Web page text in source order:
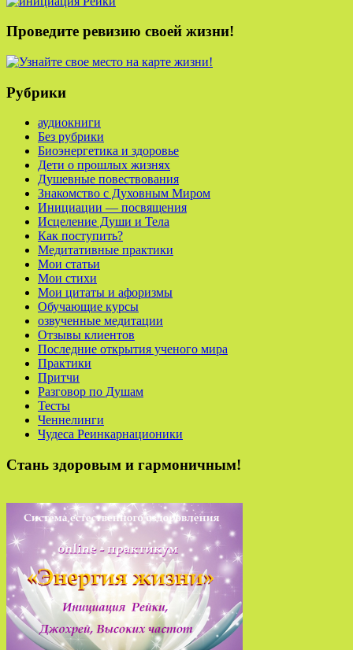
Проведите ревизию своей жизни!
Рубрики
аудиокниги
Без рубрики
Биоэнергетика и здоровье
Дети о прошлых жизнях
Душевные повествования
Знакомство с Духовным Миром
Инициации — посвящения
Исцеление Души и Тела
Как поступить?
Медитативные практики
Мои статьи
Мои стихи
Мои цитаты и афоризмы
Обучающие курсы
озвученные медитации
Отзывы клиентов
Последние открытия ученого мира
Практики
Притчи
Разговор по Душам
Тесты
Ченнелинги
Чудеса Реинкарнационики
Стань здоровым и гармоничным!